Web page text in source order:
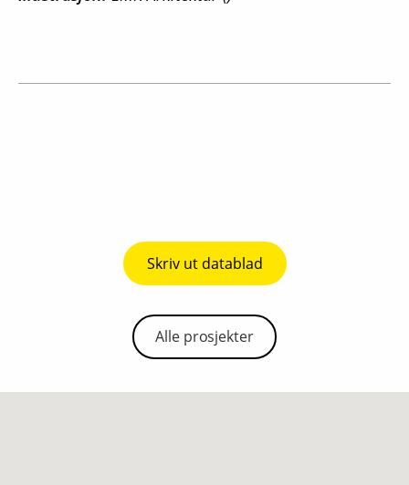
Skriv ut datablad
Alle prosjekter